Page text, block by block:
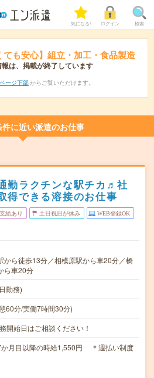
気になる! ログイン 検索
ても安心】組立・加工・食品製造
は、掲載が終了しています
ページ下部 からご覧いただけます。
に近い派遣のお仕事
勤ラクチンな駅チカ♬社
得できる溶接のお仕事
給あり 土日祝日が休み WEB登録OK
から徒歩13分／相模原駅から車20分／橋
ら車20分
勤務)
60分/実働7時間30分)
始日はご相談ください！
月目以降の時給1,550円 ＊週払い制度